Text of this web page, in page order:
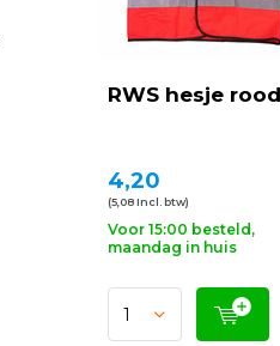
RWS hesje rood
4,20
(5,08 Incl. btw)
Voor 15:00 besteld,
maandag in huis